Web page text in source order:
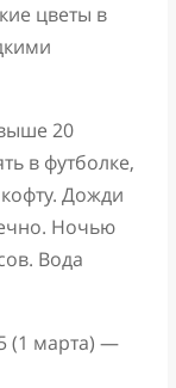
цветы в
20
в футболке,
Дожди
Ночью
Вода
(1 марта) —